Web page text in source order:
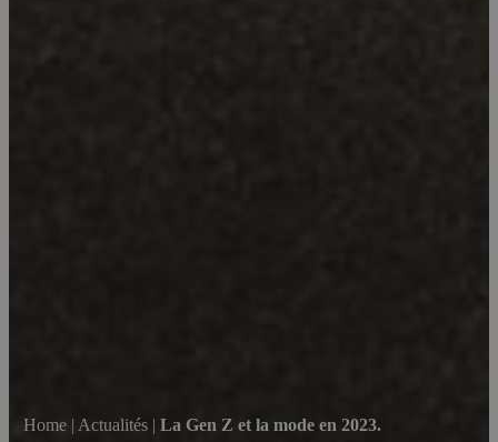
Home | Actualités |La Gen Z et la mode en 2023.